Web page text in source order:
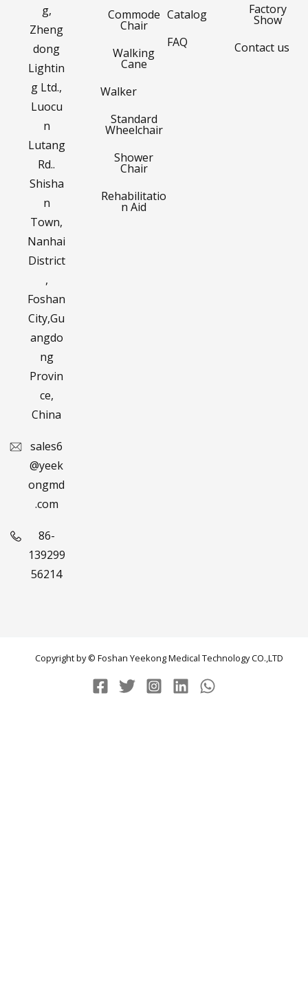
g,
Zheng
dong
Lightin
g Ltd.,
Luocu
n
Lutang
Rd..
Shisha
n
Town,
Nanhai
District
,
Foshan
City,Gu
angdo
ng
Provin
ce,
China
sales6
@yeek
ongmd
.com
86-
139299
56214
Commode
Chair
Walking
Cane
Walker
Standard
Wheelchair
Shower
Chair
Rehabilitatio
n Aid
Catalog
FAQ
Factory
Show
Contact us
Copyright by © Foshan Yeekong Medical Technology CO.,LTD